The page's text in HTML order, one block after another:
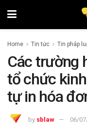
Home Tin tức Tin pháp
Các trường
tổ chức
tự in hóa
by sblaw 06/